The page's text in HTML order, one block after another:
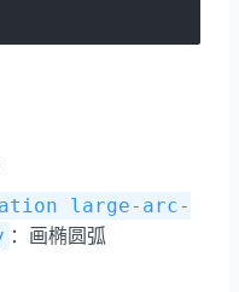
large-arc-
：画椭圆弧